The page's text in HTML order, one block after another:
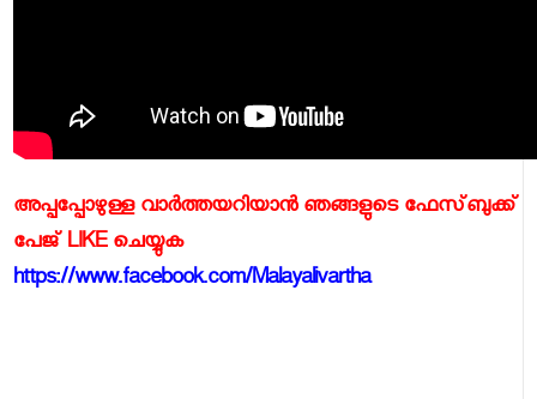
അപ്പപ്പോഴുള്ള വാര്‍ത്തയറിയാന്‍ ഞങ്ങളുടെ ഫേസ്‌ബുക്ക്‌
പേജ് LIKE ചെയ്യുക
https://www.facebook.com/Malayalivartha